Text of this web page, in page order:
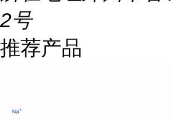
2号
推荐产品